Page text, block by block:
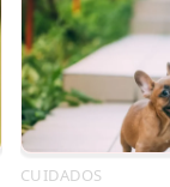
CUIDADOS